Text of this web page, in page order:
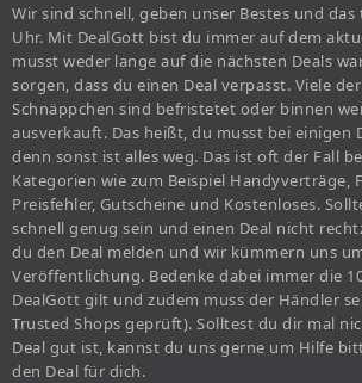
Wir sind schnell, geben unser Bestes und das
Uhr. Mit DealGott bist du immer auf dem
musst weder lange auf die nächsten Deals
sorgen, dass du einen Deal verpasst. Viele
Schnäppchen sind befristetet oder binnen
ausverkauft. Das heißt, du musst bei einigen
denn sonst ist alles weg. Das ist oft der Fall
Kategorien wie zum Beispiel Handyverträge,
Preisfehler, Gutscheine und Kostenloses.
schnell genug sein und einen Deal nicht
du den Deal melden und wir kümmern uns
Veröffentlichung. Bedenke dabei immer die
DealGott gilt und zudem muss der Händler
Trusted Shops geprüft). Solltest du dir mal
Deal gut ist, kannst du uns gerne um Hilfe
den Deal für dich.